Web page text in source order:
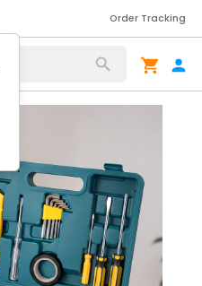
Order Tracking